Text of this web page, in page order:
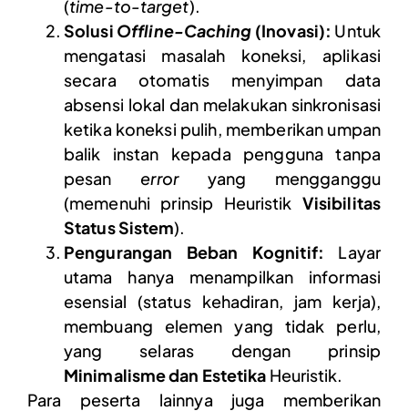
(time-to-target).
Solusi Offline-Caching (Inovasi): Untuk
mengatasi masalah koneksi, aplikasi
secara otomatis menyimpan data
absensi lokal dan melakukan sinkronisasi
ketika koneksi pulih, memberikan umpan
balik instan kepada pengguna tanpa
pesan erroryang mengganggu
(memenuhi prinsip Heuristik Visibilitas
Status Sistem).
Pengurangan Beban Kognitif: Layar
utama hanya menampilkan informasi
esensial (status kehadiran, jam kerja),
membuang elemen yang tidak perlu,
yang selaras dengan prinsip
Minimalisme dan Estetika Heuristik.
Para peserta lainnya juga memberikan